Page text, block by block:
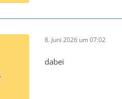
8. Juni 2026 um 07:02
dabei